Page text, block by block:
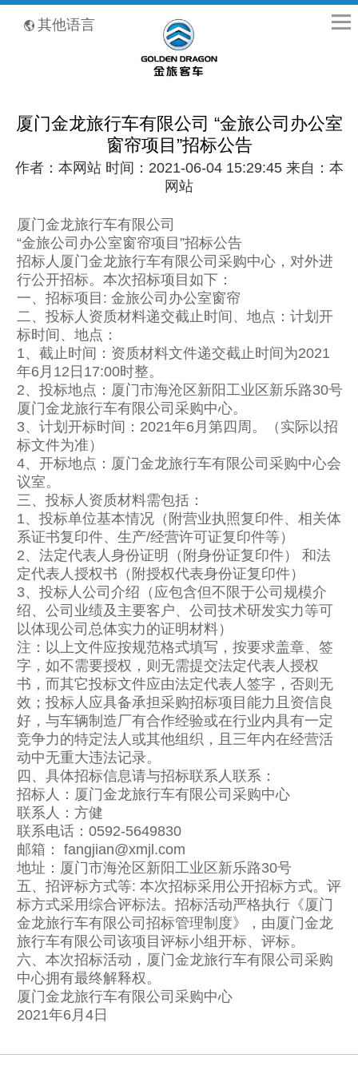
其他语言
厦门金龙旅行车有限公司 “金旅公司办公室
窗帘项目”招标公告
作者：本网站 时间：2021-06-04 15:29:45 来自：本
网站
厦门金龙旅行车有限公司
“金旅公司办公室窗帘项目”招标公告
招标人厦门金龙旅行车有限公司采购中心，对外进
行公开招标。本次招标项目如下：
一、招标项目: 金旅公司办公室窗帘
二、投标人资质材料递交截止时间、地点：计划开
标时间、地点：
1、截止时间：资质材料文件递交截止时间为2021
年6月12日17:00时整。
2、投标地点：厦门市海沧区新阳工业区新乐路30号
厦门金龙旅行车有限公司采购中心。
3、计划开标时间：2021年6月第四周。（实际以招
标文件为准）
4、开标地点：厦门金龙旅行车有限公司采购中心会
议室。
三、投标人资质材料需包括：
1、投标单位基本情况（附营业执照复印件、相关体
系证书复印件、生产/经营许可证复印件等）
2、法定代表人身份证明（附身份证复印件） 和法
定代表人授权书（附授权代表身份证复印件）
3、投标人公司介绍（应包含但不限于公司规模介
绍、公司业绩及主要客户、公司技术研发实力等可
以体现公司总体实力的证明材料）
注：以上文件应按规范格式填写，按要求盖章、签
字，如不需要授权，则无需提交法定代表人授权
书，而其它投标文件应由法定代表人签字，否则无
效；投标人应具备承担采购招标项目能力且资信良
好，与车辆制造厂有合作经验或在行业内具有一定
竞争力的特定法人或其他组织，且三年内在经营活
动中无重大违法记录。
四、具体招标信息请与招标联系人联系：
招标人：厦门金龙旅行车有限公司采购中心
联系人：方健
联系电话：0592-5649830
邮箱： fangjian@xmjl.com
地址：厦门市海沧区新阳工业区新乐路30号
五、招评标方式等: 本次招标采用公开招标方式。评
标方式采用综合评标法。招标活动严格执行《厦门
金龙旅行车有限公司招标管理制度》，由厦门金龙
旅行车有限公司该项目评标小组开标、评标。
六、本次招标活动，厦门金龙旅行车有限公司采购
中心拥有最终解释权。
厦门金龙旅行车有限公司采购中心
2021年6月4日